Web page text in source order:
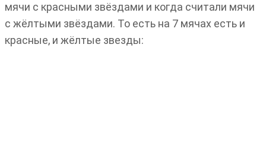
мячи с красными звёздами и когда считали мячи
с жёлтыми звёздами. То есть на 7 мячах есть и
красные, и жёлтые звезды: